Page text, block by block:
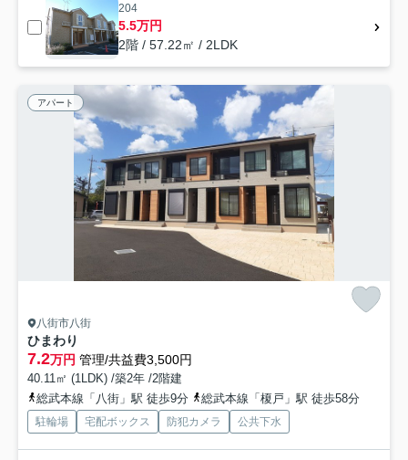
204
5.5万円
2階 / 57.22㎡ / 2LDK
アパート
八街市八街
ひまわり
7.2万円 管理/共益費3,500円
40.11㎡ (1LDK) /築2年 /2階建
総武本線「八街」駅 徒歩9分
総武本線「榎戸」駅 徒歩58分
駐輪場 宅配ボックス 防犯カメラ 公共下水